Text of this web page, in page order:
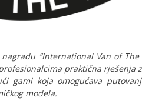
“International Van of The
praktična rješenja
gami koja omogućava
modela.